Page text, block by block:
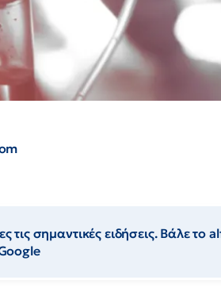
τις σημαντικές ειδήσεις. Βάλε